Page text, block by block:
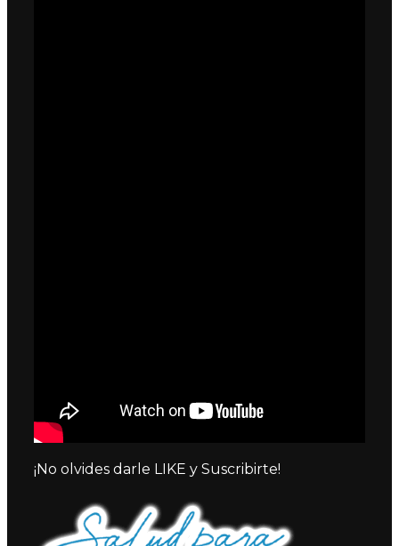
¡No olvides darle LIKE y Suscribirte!